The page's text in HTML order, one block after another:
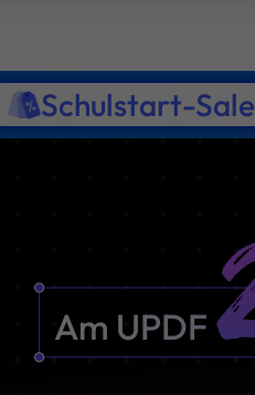
Schulstart-Sale
Am UPDF